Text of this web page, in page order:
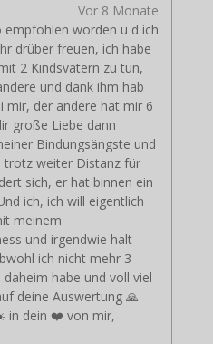
Vor 8 Monate
empfohlen worden u d ich
drüber freuen, ich habe
2 Kindsvatern zu tun,
und dank ihm hab
mir, der andere hat mir 6
große Liebe dann
Bindungsängste und
trotz weiter Distanz für
sich, er hat binnen ein
ich, ich will eigentlich
meinem
und irgendwie halt
ich nicht mehr 3
habe und voll viel
deine Auswertung 🙏
in dein ❤️ von mir,